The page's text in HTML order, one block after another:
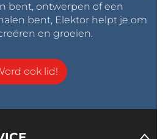
bent, ontwerpen of een
bent, Elektor helpt je om
en groeien.
ook lid!